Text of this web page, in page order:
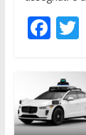
F
e
b
o